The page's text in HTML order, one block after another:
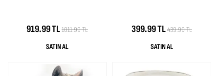
919.99 TL1011.99 TL 399.99 TL439.99 TL